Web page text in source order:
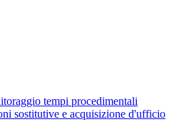
tempi procedimentali
sostitutive e acquisizione d'ufficio